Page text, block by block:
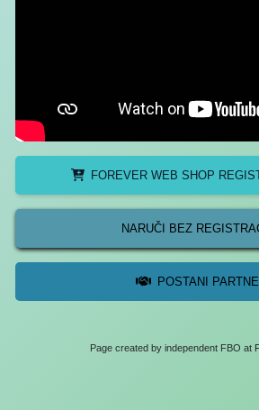
FOREVER WEB SHOP
NARUČI BEZ
POSTANI
Page created by independent FBO at